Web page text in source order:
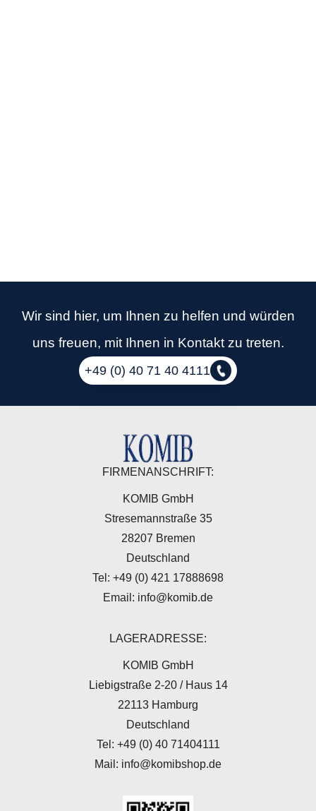
Wir sind hier, um Ihnen zu helfen und würden
uns freuen, mit Ihnen in Kontakt zu treten.
+49 (0) 40 71 40 4111
FIRMENANSCHRIFT:
KOMIB GmbH
Stresemannstraße 35
28207 Bremen
Deutschland
Tel: +49 (0) 421 17888698
Email: info@komib.de
LAGERADRESSE:
KOMIB GmbH
Liebigstraße 2-20 / Haus 14
22113 Hamburg
Deutschland
Tel: +49 (0) 40 71404111
Mail: info@komibshop.de